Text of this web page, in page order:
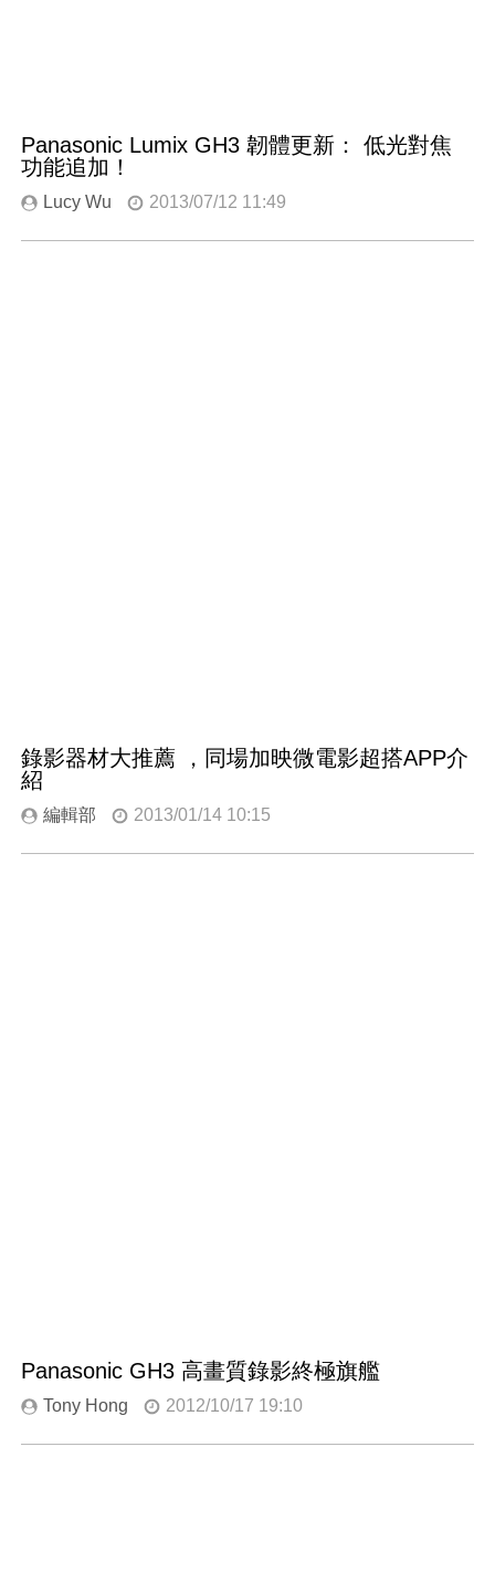
Panasonic Lumix GH3 韌體更新： 低光對焦
功能追加！
Lucy Wu 2013/07/12 11:49
錄影器材大推薦 ，同場加映微電影超搭APP介
紹
編輯部 2013/01/14 10:15
Panasonic GH3 高畫質錄影終極旗艦
Tony Hong 2012/10/17 19:10